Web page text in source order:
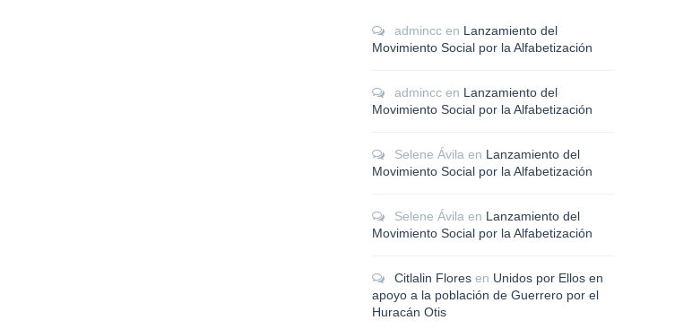
admincc en Lanzamiento del
Movimiento Social por la Alfabetización
admincc en Lanzamiento del
Movimiento Social por la Alfabetización
Selene Ávila en Lanzamiento del
Movimiento Social por la Alfabetización
Selene Ávila en Lanzamiento del
Movimiento Social por la Alfabetización
Citlalin Flores en Unidos por Ellos en
apoyo a la población de Guerrero por el
Huracán Otis